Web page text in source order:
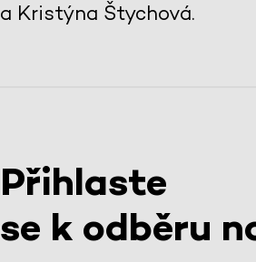
a Kristýna Štychová.
Přihlaste
se k odběru